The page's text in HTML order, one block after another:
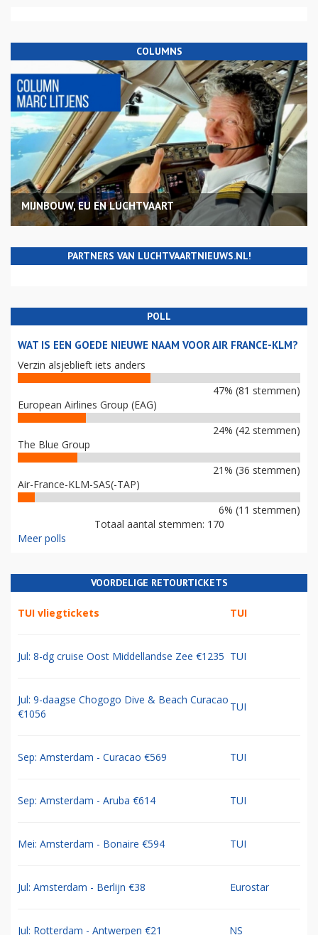
COLUMNS
MIJNBOUW, EU EN LUCHTVAART
PARTNERS VAN LUCHTVAARTNIEUWS.NL!
POLL
WAT IS EEN GOEDE NIEUWE NAAM VOOR AIR FRANCE-KLM?
Verzin alsjeblieft iets anders
47% (81 stemmen)
European Airlines Group (EAG)
24% (42 stemmen)
The Blue Group
21% (36 stemmen)
Air-France-KLM-SAS(-TAP)
6% (11 stemmen)
Totaal aantal stemmen: 170
Meer polls
VOORDELIGE RETOURTICKETS
TUI vliegtickets TUI
Jul: 8-dg cruise Oost Middellandse Zee €1235 TUI
Jul: 9-daagse Chogogo Dive & Beach Curacao
€1056
TUI
Sep: Amsterdam - Curacao €569 TUI
Sep: Amsterdam - Aruba €614 TUI
Mei: Amsterdam - Bonaire €594 TUI
Jul: Amsterdam - Berlijn €38 Eurostar
Jul: Rotterdam - Antwerpen €21 NS